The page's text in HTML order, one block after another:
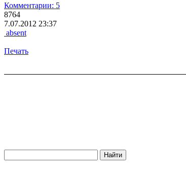
Комментарии: 5
8764
7.07.2012 23:37
absent
Печать